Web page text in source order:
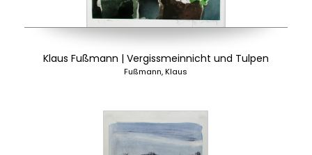
Klaus Fußmann | Vergissmeinnicht und Tulpen
Fußmann, Klaus